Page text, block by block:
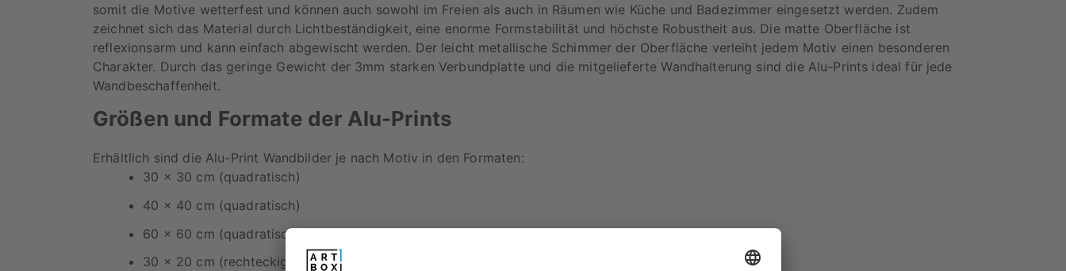
somit die Motive wetterfest und können auch sowohl im Freien als auch in Räumen wie Küche und Badezimmer eingesetzt werden. Zudem
zeichnet sich das Material durch Lichtbeständigkeit, eine enorme Formstabilität und höchste Robustheit aus. Die matte Oberfläche ist
reflexionsarm und kann einfach abgewischt werden. Der leicht metallische Schimmer der Oberfläche verleiht jedem Motiv einen besonderen
Charakter. Durch das geringe Gewicht der 3mm starken Verbundplatte und die mitgelieferte Wandhalterung sind die Alu-Prints ideal für jede
Wandbeschaffenheit.
Größen und Formate der Alu-Prints
Erhältlich sind die Alu-Print Wandbilder je nach Motiv in den Formaten:
30 x 30 cm (quadratisch)
40 x 40 cm (quadratisch)
60 x 60 cm (quadratisch)
30 x 20 cm (rechteckig)